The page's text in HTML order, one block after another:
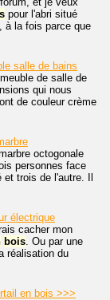
pour l'abri situé
à la fois parce que
salle de bains
meuble de salle de
qui nous
de couleur crème
octogonale
personnes face
et trois de l'autre. Il
électrique
cacher mon
bois. Ou par une
réalisation du
en bois >>>